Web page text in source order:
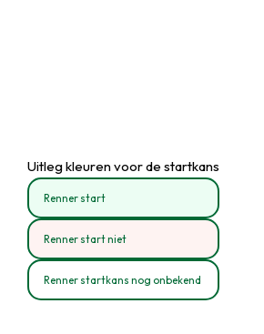
Uitleg kleuren voor de startkans
Renner start
Renner start niet
Renner startkans nog onbekend